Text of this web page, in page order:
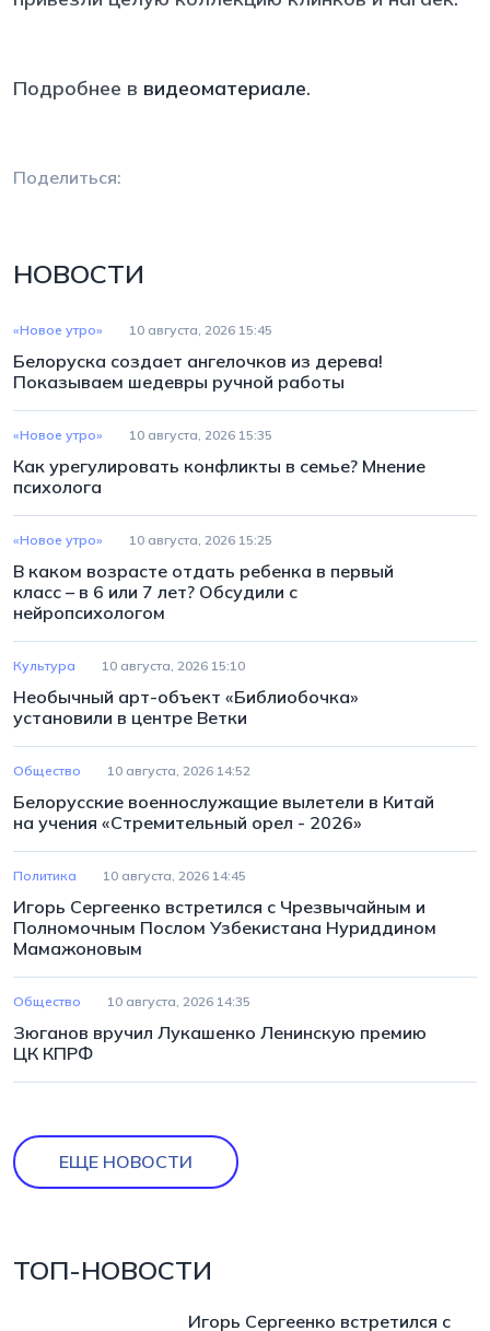
Подробнее в видеоматериале.
Поделиться:
НОВОСТИ
«Новое утро» 10 августа, 2026 15:45
Белоруска создает ангелочков из дерева!
Показываем шедевры ручной работы
«Новое утро» 10 августа, 2026 15:35
Как урегулировать конфликты в семье? Мнение
психолога
«Новое утро» 10 августа, 2026 15:25
В каком возрасте отдать ребенка в первый
класс – в 6 или 7 лет? Обсудили с
нейропсихологом
Культура 10 августа, 2026 15:10
Необычный арт-объект «Библиобочка»
установили в центре Ветки
Общество 10 августа, 2026 14:52
Белорусские военнослужащие вылетели в Китай
на учения «Стремительный орел - 2026»
Политика 10 августа, 2026 14:45
Игорь Сергеенко встретился с Чрезвычайным и
Полномочным Послом Узбекистана Нуриддином
Мамажоновым
Общество 10 августа, 2026 14:35
Зюганов вручил Лукашенко Ленинскую премию
ЦК КПРФ
ЕЩЕ НОВОСТИ
ТОП-НОВОСТИ
Игорь Сергеенко встретился с